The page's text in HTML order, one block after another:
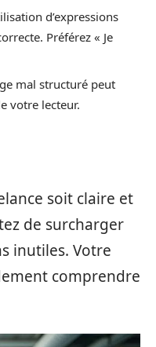
d’expressions
Préférez « Je
mal structuré peut
votre lecteur.
soit claire et
de surcharger
inutiles. Votre
comprendre